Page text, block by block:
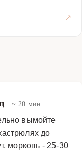
делая
слоев, так и для
акценты.
до легкого
наносится
равномерное
~ 20 мин
вымойте
до
морковь - 25-30